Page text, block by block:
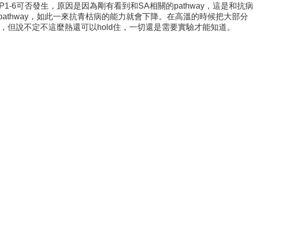
6可否發生，原因是因為剛有看到和SA相關的pathway，這是和抗病
，如此一來抗青枯病的能力就會下降。在高溫的時候把大部分
說不定不這麼熱還可以hold住，一切還是需要實驗才能知道。